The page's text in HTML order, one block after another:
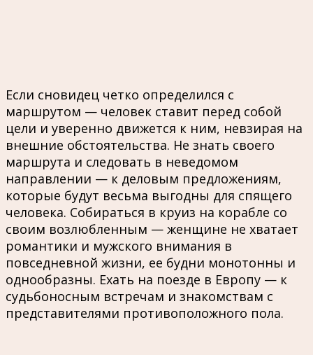
Если сновидец четко определился с
маршрутом — человек ставит перед собой
цели и уверенно движется к ним, невзирая на
внешние обстоятельства. Не знать своего
маршрута и следовать в неведомом
направлении — к деловым предложениям,
которые будут весьма выгодны для спящего
человека. Собираться в круиз на корабле со
своим возлюбленным — женщине не хватает
романтики и мужского внимания в
повседневной жизни, ее будни монотонны и
однообразны. Ехать на поезде в Европу — к
судьбоносным встречам и знакомствам с
представителями противоположного пола.